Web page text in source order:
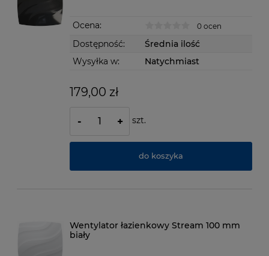
Ocena: 0 ocen
Dostępność:
Średnia ilość
Wysyłka w:
Natychmiast
179,00 zł
- + szt.
do koszyka
Wentylator łazienkowy Stream 100 mm
biały